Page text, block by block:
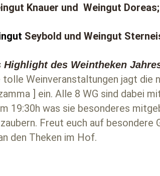
Knauer und Weingut Doreas;
Seybold und Weingut
Highlight des Weintheken
tolle Weinveranstaltungen jagt die
] ein. Alle 8 WG sind dabei
19:30h was sie besonderes
Freut euch auf besondere
den Theken im Hof.